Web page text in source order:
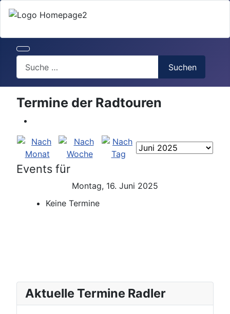
Suchen
Termine der Radtouren
Events für
Montag, 16. Juni 2025
Keine Termine
Aktuelle Termine Radler